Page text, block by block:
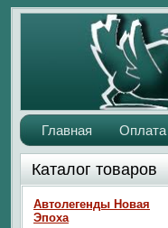
Главная Оплата
Каталог товаров
Автолегенды Новая
Эпоха